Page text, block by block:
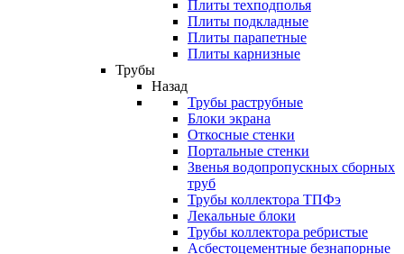
Плиты техподполья
Плиты подкладные
Плиты парапетные
Плиты карнизные
Трубы
Назад
Трубы раструбные
Блоки экрана
Откосные стенки
Портальные стенки
Звенья водопропускных сборных
труб
Трубы коллектора ТПФэ
Лекальные блоки
Трубы коллектора ребристые
Асбестоцементные безнапорные